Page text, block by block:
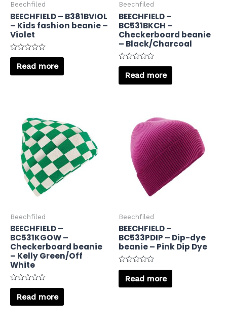
Beechfiled
BEECHFIELD – B381BVIOL
– Kids fashion beanie –
Violet
Rated
out
of
Read more
Beechfiled
BEECHFIELD –
BC531BKCH –
Checkerboard beanie
– Black/Charcoal
Rated
out
of
Read more
Beechfiled
BEECHFIELD –
BC531KGOW –
Checkerboard beanie
– Kelly Green/Off
White
Rated
out
of
Read more
Beechfiled
BEECHFIELD –
BC533PDIP – Dip-dye
beanie – Pink Dip Dye
Rated
out
of
Read more